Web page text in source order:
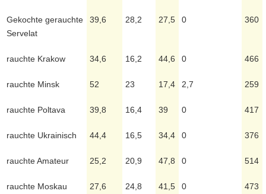
Gekochte gerauchte
Servelat
39,6 28,2 27,5 0 360
rauchte Krakow 34,6 16,2 44,6 0 466
rauchte Minsk 52 23 17,4 2,7 259
rauchte Poltava 39,8 16,4 39 0 417
rauchte Ukrainisch 44,4 16,5 34,4 0 376
rauchte Amateur 25,2 20,9 47,8 0 514
rauchte Moskau 27,6 24,8 41,5 0 473